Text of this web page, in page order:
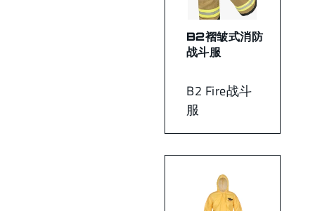
B2 Fire战斗
服
B2褶皱式消防
战斗服